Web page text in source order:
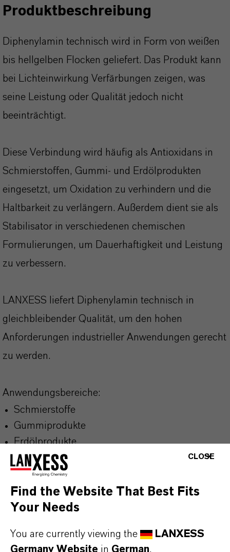
Produktbeschreibung
Diphenylamin technisch wird in Form von weißen
bis hellgelben Flocken geliefert. Das Produkt kann
bei Lichteinwirkung Verfärbungen zeigen, was
seine Leistung oder Qualität jedoch nicht
beeinträchtigt.
Diese Verbindung wird häufig als Antioxidans in
Schmierstoffen, Gummi- und Erdölprodukten
eingesetzt, um Oxidation zu verhindern und die
Haltbarkeit zu verlängern. Außerdem dient sie als
Stabilisator in verschiedenen chemischen
Formulierungen, um Dauerhaftigkeit und Leistung
zu verbessern.
LANXESS liefert Diphenylamin technisch in
gleichbleibender Qualität, um den hohen
Anforderungen industrieller Anwendungen gerecht
zu werden.
Anwendungsbereiche:
Schmierstoffe
Gummiprodukte
Erdölprodukte
Chemische Formulierungen (als Stabilisator)
PRODUKTINFORMATIONEN
CLOSE
Find the Website That Best Fits
Your Needs
You are currently viewing the
LANXESS
Germany Website in German.